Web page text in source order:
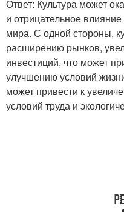
Ответ: Культура может
и отрицательное
мира. С одной стороны,
расширению рынков,
инвестиций, что может
улучшению условий
может привести к
условий труда и